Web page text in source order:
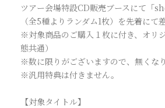
ツアー会場特設CD販売ブースにて「
（全5種よりランダム1枚）を先着にて
※対象商品のご購入１枚に付き、オリ
態共通）
※数に限りがございますので、無くな
※汎用特典は付きません。
【対象タイトル】